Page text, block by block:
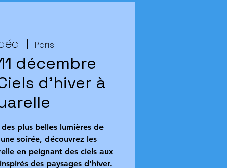
  |
Paris
décembre
d'hiver à
plus belles lumières de
soirée, découvrez les
en peignant des ciels aux
des paysages d'hiver.